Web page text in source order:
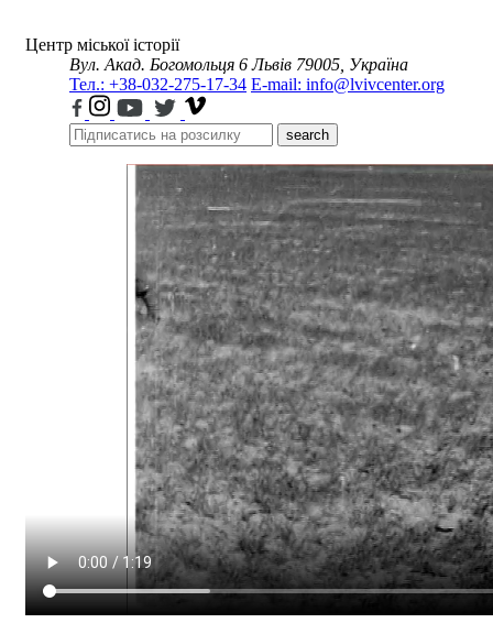
Центр міської історії
Вул. Акад. Богомольця 6 Львів 79005, Україна
Тел.: +38-032-275-17-34 E-mail: info@lvivcenter.org
search